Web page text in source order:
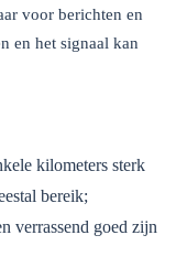
voor berichten en
en het signaal kan
kilometers sterk
bereik;
verrassend goed zijn